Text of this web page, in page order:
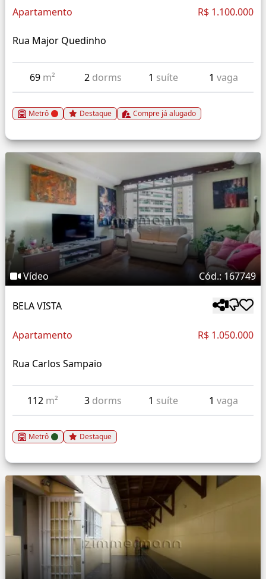
Apartamento R$ 1.100.000
Rua Major Quedinho
69 m² 2 dorms 1 suíte 1 vaga
Metrô Destaque Compre já alugado
Vídeo Cód.: 167749
BELA VISTA
Apartamento R$ 1.050.000
Rua Carlos Sampaio
112 m² 3 dorms 1 suíte 1 vaga
Metrô Destaque